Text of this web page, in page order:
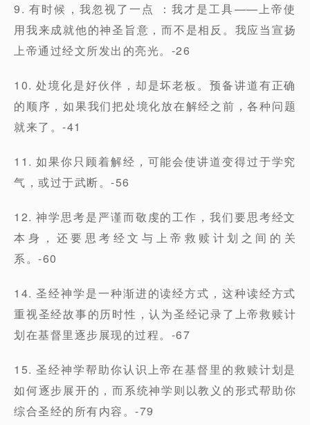
9. 有时候，我忽视了一点 ：我才是工具——上帝使
用我来成就他的神圣旨意，而不是相反。我应当宣扬
上帝通过经文所发出的亮光。-26
10. 处境化是好伙伴，却是坏老板。预备讲道有正确
的顺序，如果我们把处境化放在解经之前，各种问题
就来了。-41
11. 如果你只顾着解经，可能会使讲道变得过于学究
气，或过于武断。-56
12. 神学思考是严谨而敬虔的工作，我们要思考经文
本身，还要思考经文与上帝救赎计划之间的关
系。-60
14. 圣经神学是一种渐进的读经方式，这种读经方式
重视圣经故事的历时性，认为圣经记录了上帝救赎计
划在基督里逐步展现的过程。-67
15. 圣经神学帮助你认识上帝在基督里的救赎计划是
如何逐步展开的，而系统神学则以教义的形式帮助你
综合圣经的所有内容。-79